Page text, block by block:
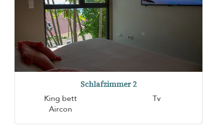
Schlafzimmer 2
King bett
Tv
Aircon